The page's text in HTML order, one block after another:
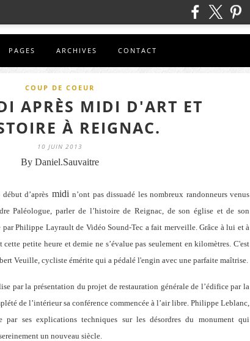
PAGES ARCHIVES CONTACT
COUP DE COEUR
APRÈS MIDI D'ART ET
À REIGNAC.
10 JUIN 2013
By Daniel.Sauvaitre
d’après midi n’ont pas dissuadé les nombreux randonneurs venus
Paléologue, parler de l’histoire de Reignac, de son église et de son
Philippe Layrault de Vidéo Sound-Tec a fait merveille. Grâce à lui et à
petite heure et demie ne s’évalue pas seulement en kilomètres. C'est
Veuille, cycliste émérite qui a pédalé l'engin avec une parfaite maîtrise.
par la présentation du projet de restauration générale de l’édifice par la
de l’intérieur sa conférence commencée à l’air libre. Philippe Leblanc,
par ses explications techniques sur les désordres du monument qui
un nouveau siècle.